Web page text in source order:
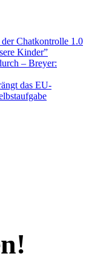
Chatkontrolle 1.0
Kinder”
– Breyer:
das EU-